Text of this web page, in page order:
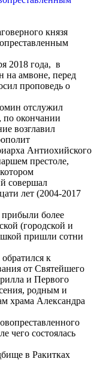
князя
2018 года, в
на амвоне, перед
проповедь о
отслужил
окончании
возглавил
Антиохийского
престоле,
совершал
лет (2004-2017
прибыли более
(городской и
пришли сотни
к
от Святейшего
и Первого
родным и
храма Александра
чего состоялась
в Ракитках